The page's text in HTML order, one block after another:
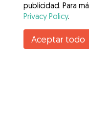
publicidad. Para
Privacy Policy.
Aceptar todo